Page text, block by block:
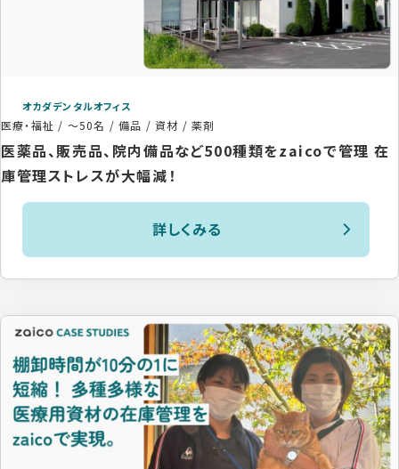
オカダデンタルオフィス
医療・福祉/ ～50名 /備品 / 資材 / 薬剤
医薬品、販売品、院内備品など500種類をzaicoで管理 在
庫管理ストレスが大幅減！
詳しくみる